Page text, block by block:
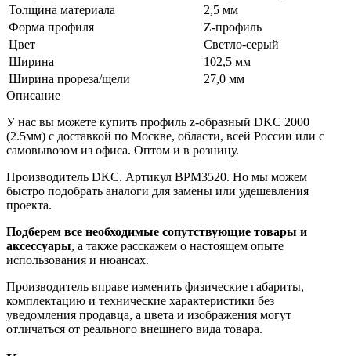
Толщина материала
2,5 мм
Форма профиля
Z-профиль
Цвет
Светло-серый
Ширина
102,5 мм
Ширина прореза/щели
27,0 мм
Описание
У нас вы можете купить профиль z-образный DKC 2000
(2.5мм) с доставкой по Москве, области, всей России или с
самовывозом из офиса. Оптом и в розницу.
Производитель DKC. Артикул BPM3520. Но мы можем
быстро подобрать аналоги для замены или удешевления
проекта.
Подберем все необходимые сопутствующие товары и
аксессуары, а также расскажем о настоящем опыте
использования и нюансах.
Производитель вправе изменить физические габариты,
комплектацию и технические характеристики без
уведомления продавца, а цвета и изображения могут
отличаться от реального внешнего вида товара.